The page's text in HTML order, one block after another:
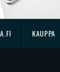
KAUPPA